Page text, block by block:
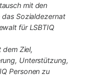
mit den
Sozialdezernat
für LSBTIQ
dem Ziel,
Unterstützung,
Personen zu